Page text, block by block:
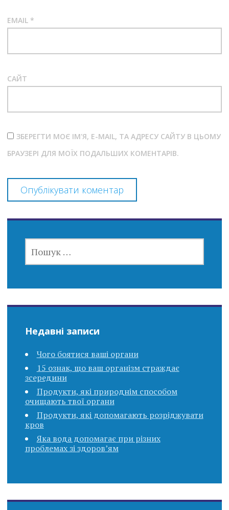
EMAIL *
САЙТ
ЗБЕРЕГТИ МОЄ ІМ'Я, E-MAIL, ТА АДРЕСУ САЙТУ В ЦЬОМУ
БРАУЗЕРІ ДЛЯ МОЇХ ПОДАЛЬШИХ КОМЕНТАРІВ.
Недавні записи
Чого боятися ваші органи
15 ознак, що ваш організм страждає
зсередини
Продукти, які природнім способом
очищають твої органи
Продукти, які допомагають розріджувати
кров
Яка вода допомагає при різних
проблемах зі здоров’ям